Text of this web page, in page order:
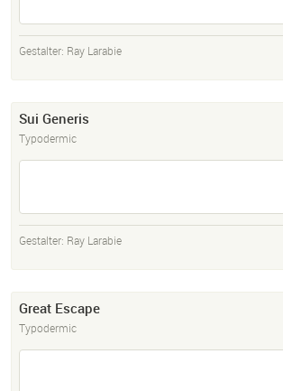
Gestalter: Ray Larabie
Sui Generis
Typodermic
Gestalter: Ray Larabie
Great Escape
Typodermic